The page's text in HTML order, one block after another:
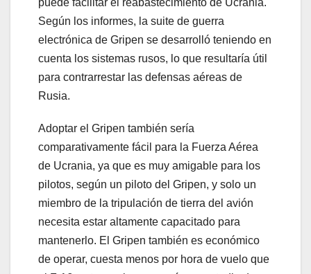
puede facilitar el reabastecimiento de Ucrania.
Según los informes, la suite de guerra
electrónica de Gripen se desarrolló teniendo en
cuenta los sistemas rusos, lo que resultaría útil
para contrarrestar las defensas aéreas de
Rusia.
Adoptar el Gripen también sería
comparativamente fácil para la Fuerza Aérea
de Ucrania, ya que es muy amigable para los
pilotos, según un piloto del Gripen, y solo un
miembro de la tripulación de tierra del avión
necesita estar altamente capacitado para
mantenerlo. El Gripen también es económico
de operar, cuesta menos por hora de vuelo que